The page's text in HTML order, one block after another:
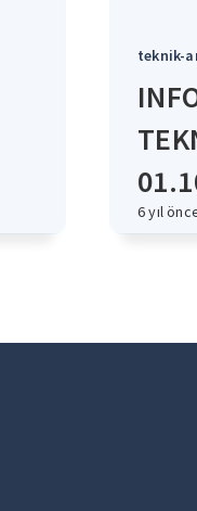
teknik-
6 yıl